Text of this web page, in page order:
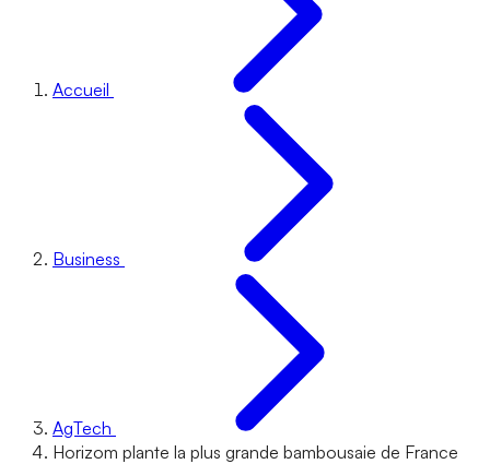
Accueil
Business
AgTech
Horizom plante la plus grande bambousaie de France